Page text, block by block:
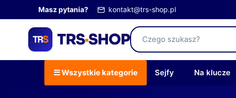
do
Masz pytania? kontakt@trs-shop.pl
☰ Wszystkie kategorie Sejfy Na klucze